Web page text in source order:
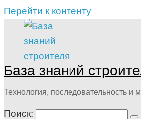
Перейти к контенту
База знаний
Технология, последовательность и
Поиск: